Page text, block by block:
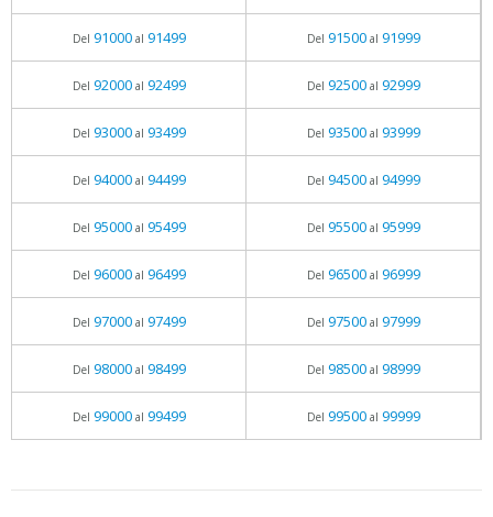
Del 91000al 91499 Del 91500al 91999
Del 92000al 92499 Del 92500al 92999
Del 93000al 93499 Del 93500al 93999
Del 94000al 94499 Del 94500al 94999
Del 95000al 95499 Del 95500al 95999
Del 96000al 96499 Del 96500al 96999
Del 97000al 97499 Del 97500al 97999
Del 98000al 98499 Del 98500al 98999
Del 99000al 99499 Del 99500al 99999